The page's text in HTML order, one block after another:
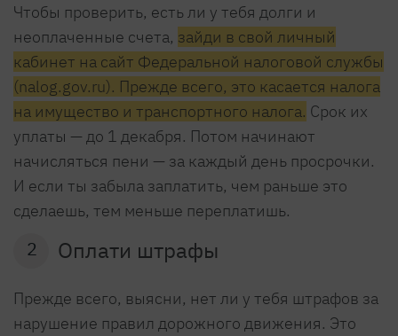
Чтобы проверить, есть ли у тебя долги и
неоплаченные счета, зайди в свой личный
кабинет на сайт Федеральной налоговой службы
(nalog.gov.ru). Прежде всего, это касается налога
на имущество и транспортного налога. Срок их
уплаты — до 1 декабря. Потом начинают
начисляться пени — за каждый день просрочки.
И если ты забыла заплатить, чем раньше это
сделаешь, тем меньше переплатишь.
2 Оплати штрафы
Прежде всего, выясни, нет ли у тебя штрафов за
нарушение правил дорожного движения. Это